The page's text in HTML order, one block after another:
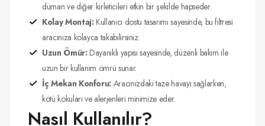
duman ve diğer kirleticileri etkin bir şekilde hapseder.
Kolay Montaj: Kullanıcı dostu tasarımı sayesinde, bu filtresi
aracınıza kolayca takabilirsiniz.
Uzun Ömür: Dayanıklı yapısı sayesinde, düzenli bakım ile
uzun bir kullanım ömrü sunar.
İç Mekan Konforu: Aracınızdaki taze havayı sağlarken,
kötü kokuları ve alerjenleri minimize eder.
Nasıl Kullanılır?